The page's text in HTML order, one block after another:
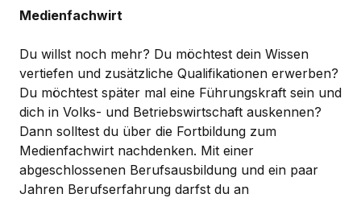
Medienfachwirt
Du willst noch mehr? Du möchtest dein Wissen
vertiefen und zusätzliche Qualifikationen erwerben?
Du möchtest später mal eine Führungskraft sein und
dich in Volks- und Betriebswirtschaft auskennen?
Dann solltest du über die Fortbildung zum
Medienfachwirt nachdenken. Mit einer
abgeschlossenen Berufsausbildung und ein paar
Jahren Berufserfahrung darfst du an